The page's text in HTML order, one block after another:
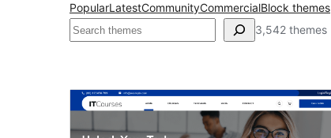
PopularLatestCommunityCommercialBlock themes
ค้นหา 3,542 themes
Flexible